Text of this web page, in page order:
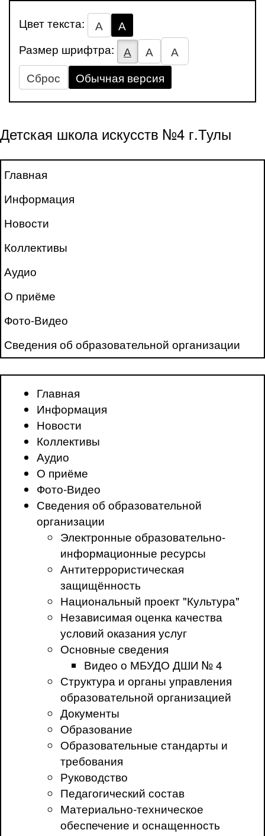
Цвет текста: А
А
Размер шрифтра:
А А
А
Сброс
Обычная версия
Детская школа искусств №4 г.Тулы
Главная
Информация
Новости
Коллективы
Аудио
О приёме
Фото-Видео
Сведения об образовательной организации
Главная
Информация
Новости
Коллективы
Аудио
О приёме
Фото-Видео
Сведения об образовательной
организации
Электронные образовательно-
информационные ресурсы
Антитеррористическая
защищённость
Национальный проект "Культура"
Независимая оценка качества
условий оказания услуг
Основные сведения
Видео о МБУДО ДШИ № 4
Структура и органы управления
образовательной организацией
Документы
Образование
Образовательные стандарты и
требования
Руководство
Педагогический состав
Материально-техническое
обеспечение и оснащенность